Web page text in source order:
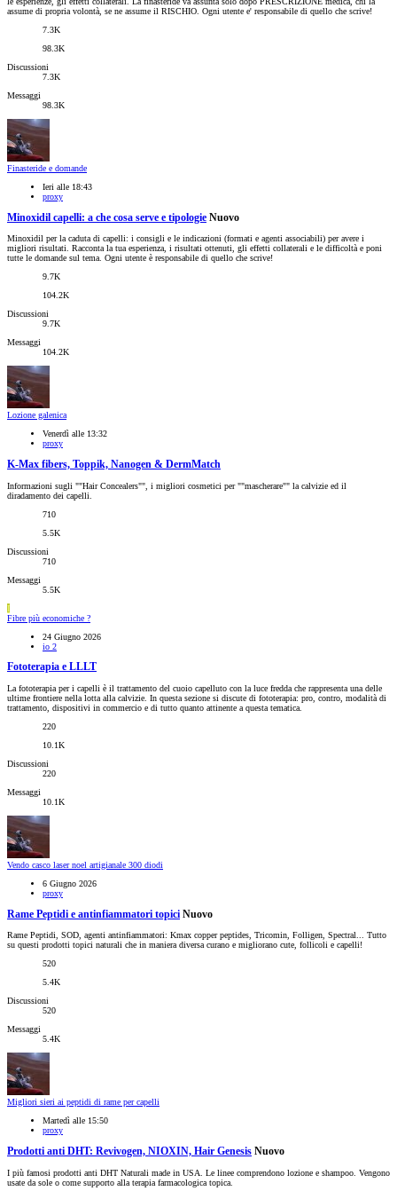
assume di propria volontà, se ne assume il RISCHIO. Ogni utente e' responsabile di quello che scrive!
7.3K
98.3K
Discussioni
7.3K
Messaggi
98.3K
Finasteride e domande
Ieri alle 18:43
proxy
Minoxidil capelli: a che cosa serve e tipologie Nuovo
Minoxidil per la caduta di capelli: i consigli e le indicazioni (formati e agenti associabili) per avere i
migliori risultati. Racconta la tua esperienza, i risultati ottenuti, gli effetti collaterali e le difficoltà e poni
tutte le domande sul tema. Ogni utente è responsabile di quello che scrive!
9.7K
104.2K
Discussioni
9.7K
Messaggi
104.2K
Lozione galenica
Venerdì alle 13:32
proxy
K-Max fibers, Toppik, Nanogen & DermMatch
Informazioni sugli ""Hair Concealers"", i migliori cosmetici per ""mascherare"" la calvizie ed il
diradamento dei capelli.
710
5.5K
Discussioni
710
Messaggi
5.5K
I
Fibre più economiche ?
24 Giugno 2026
io 2
Fototerapia e LLLT
La fototerapia per i capelli è il trattamento del cuoio capelluto con la luce fredda che rappresenta una delle
ultime frontiere nella lotta alla calvizie. In questa sezione si discute di fototerapia: pro, contro, modalità di
trattamento, dispositivi in commercio e di tutto quanto attinente a questa tematica.
220
10.1K
Discussioni
220
Messaggi
10.1K
Vendo casco laser noel artigianale 300 diodi
6 Giugno 2026
proxy
Rame Peptidi e antinfiammatori topici Nuovo
Rame Peptidi, SOD, agenti antinfiammatori: Kmax copper peptides, Tricomin, Folligen, Spectral... Tutto
su questi prodotti topici naturali che in maniera diversa curano e migliorano cute, follicoli e capelli!
520
5.4K
Discussioni
520
Messaggi
5.4K
Migliori sieri ai peptidi di rame per capelli
Martedì alle 15:50
proxy
Prodotti anti DHT: Revivogen, NIOXIN, Hair Genesis Nuovo
I più famosi prodotti anti DHT Naturali made in USA. Le linee comprendono lozione e shampoo. Vengono
usate da sole o come supporto alla terapia farmacologica topica.